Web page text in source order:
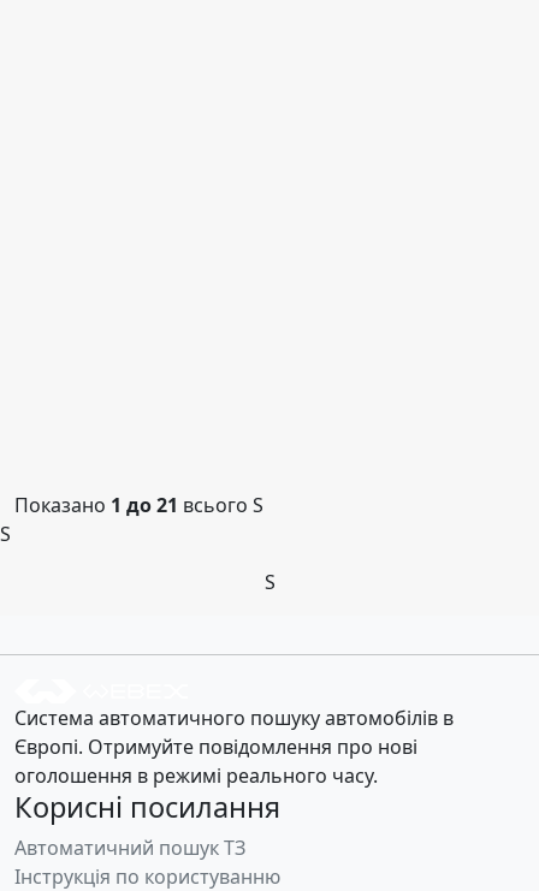
Показано 1 до 21 всього S
S
S
Система автоматичного пошуку автомобілів в
Європі. Отримуйте повідомлення про нові
оголошення в режимі реального часу.
Корисні посилання
Автоматичний пошук ТЗ
Інструкція по користуванню